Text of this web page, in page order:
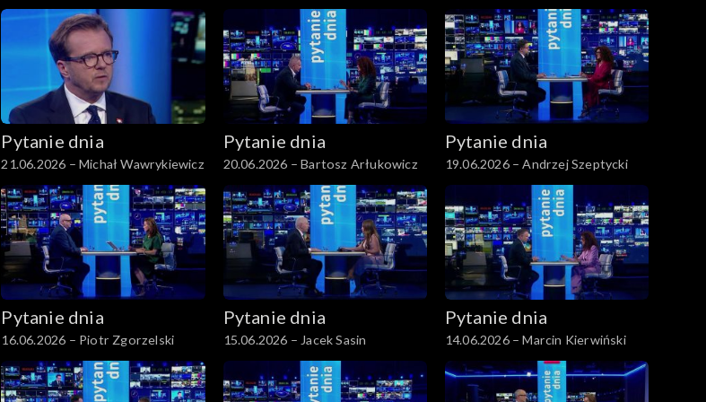
Grenda
Pytanie dnia
21.06.2026 – Michał Wawrykiewicz
Pytanie dnia
20.06.2026 – Bartosz Arłukowicz
Pytanie dnia
19.06.2026 – Andrzej Szeptycki
Pytanie dnia
16.06.2026 – Piotr Zgorzelski
Pytanie dnia
15.06.2026 – Jacek Sasin
Pytanie dnia
14.06.2026 – Marcin Kierwiński